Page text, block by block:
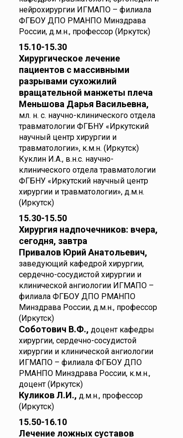
нейрохирургии ИГМАПО – филиала
ФГБОУ ДПО РМАНПО Минздрава
России, д.м.н., профессор (Иркутск)
15.10-15.30
Хирургическое лечение
пациентов с массивными
разрывами сухожилий
вращательной манжеты плеча
Меньшова Дарья Васильевна,
мл. н. с. научно-клинического отдела
травматологии ФГБНУ «Иркутский
научный центр хирургии и
травматологии», к.м.н. (Иркутск)
Куклин И.А., в.н.с. научно-
клинического отдела травматологии
ФГБНУ «Иркутский научный центр
хирургии и травматологии», д.м.н.
(Иркутск)
15.30-15.50
Хирургия надпочечников: вчера,
сегодня, завтра
Привалов Юрий Анатольевич,
заведующий кафедрой хирургии,
сердечно-сосудистой хирургии и
клинической ангиологии ИГМАПО –
филиала ФГБОУ ДПО РМАНПО
Минздрава России, д.м.н., профессор
(Иркутск)
Соботович В.Ф., доцент кафедры
хирургии, сердечно-сосудистой
хирургии и клинической ангиологии
ИГМАПО – филиала ФГБОУ ДПО
РМАНПО Минздрава России, к.м.н.,
доцент (Иркутск)
Куликов Л.И., д.м.н., профессор
(Иркутск)
15.50-16.10
Лечение ложных суставов